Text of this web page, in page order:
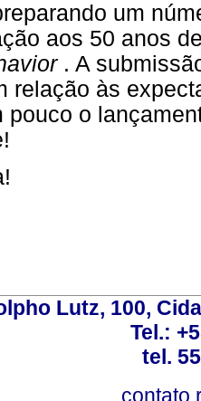
um
aos 50 anos
. A
relação às
pouco o
Lutz, 100,
Tel.:
tel.